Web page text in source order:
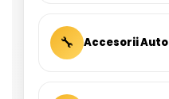
🔧 Accesorii Auto